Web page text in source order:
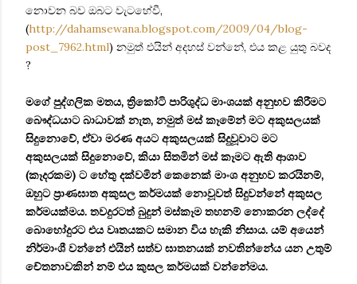
නොවන බව ඔබට වැටහේවී,
(http://dahamsewana.blogspot.com/2009/04/blog-
post_7962.html) නමුත් එයින් අදහස් වන්නේ, එය කළ යුතු බවද
?
මගේ පුද්ගලික මතය, ත්‍රිකෝටි පාරිශුද්ධ මාංශයක් අනුභව කිරීමට
බෞද්ධයාට බාධාවක් නැත, නමුත් මස් කෑමේන් මට අකුසලයක්
සිදුනොවේ, ඒවා මරණ අයට අකුසලයක් සිදුවූවාට මට
අකුසලයක් සිදුනොවේ, කියා සිතමින් මස් කෑමට ඇති ආශාව
(කෑදරකම) ට හේතු දක්වමින් කෙනෙක් මාංශ අනුභව කරයිනම්,
ඔහුට ප්‍රාණඝාත අකුසල කර්මයක් නොවූවත් සිදුවන්නේ අකුසල
කර්මයක්මය. තවදුරටත් බුදුන් මස්කෑම තහනම් නොකරන ලද්දේ
බොහෝදුරට එය වෘතයකට සමාන විය හැකි නිසාය. යම් අයෙන්
නිර්මාංශී වන්නේ එයින් සත්ව ඝාතනයක් නවතින්නේය යන උතුම්
චේතනාවකින් නම් එය කුසල කර්මයක් වන්නේමය.